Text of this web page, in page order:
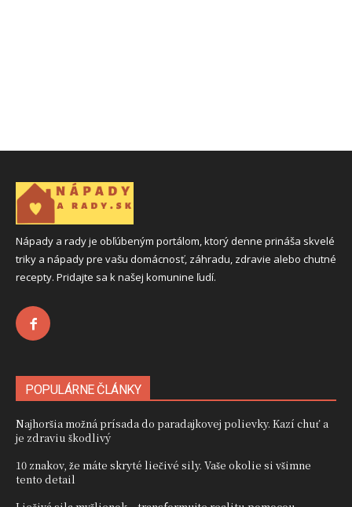
Nápady a rady je obľúbeným portálom, ktorý denne prináša skvelé
triky a nápady pre vašu domácnosť, záhradu, zdravie alebo chutné
recepty. Pridajte sa k našej komunine ľudí.
POPULÁRNE ČLÁNKY
Najhoršia možná prísada do paradajkovej polievky. Kazí chuť a
je zdraviu škodlivý
10 znakov, že máte skryté liečivé sily. Vaše okolie si všimne
tento detail